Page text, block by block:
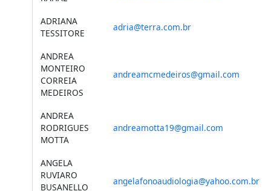
ADRIANA
TESSITORE
adria@terra.com.br
ANDREA
MONTEIRO
CORREIA
MEDEIROS
andreamcmedeiros@gmail.com
ANDREA
RODRIGUES
MOTTA
andreamotta19@gmail.com
ANGELA
RUVIARO
BUSANELLO
angelafonoaudiologia@yahoo.com.br